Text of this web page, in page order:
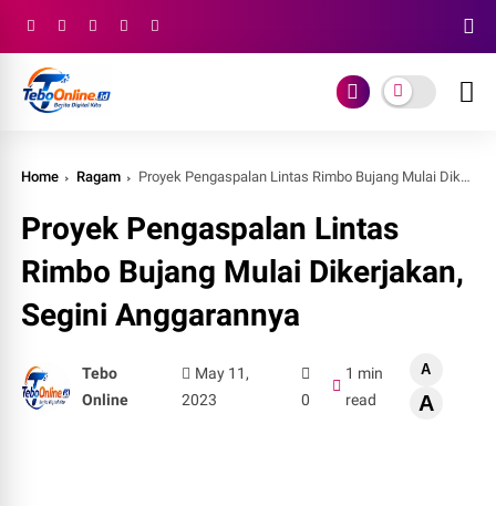
Home Ragam Proyek Pengaspalan Lintas Rimbo Bujang Mulai Dikerjakan, Segini Anggarannya
Proyek Pengaspalan Lintas
Rimbo Bujang Mulai Dikerjakan,
Segini Anggarannya
Tebo
Online
May 11,
2023
0
1 min
read
A
A